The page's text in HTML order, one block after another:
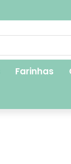
Farinhas